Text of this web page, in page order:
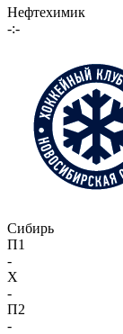
Нефтехимик
-:-
Сибирь
П1
-
X
-
П2
-